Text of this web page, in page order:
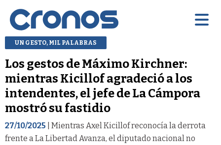
UN GESTO, MIL PALABRAS
Los gestos de Máximo Kirchner:
mientras Kicillof agradeció a los
intendentes, el jefe de La Cámpora
mostró su fastidio
27/10/2025 | Mientras Axel Kicillof reconocía la derrota
frente a La Libertad Avanza, el diputado nacional no